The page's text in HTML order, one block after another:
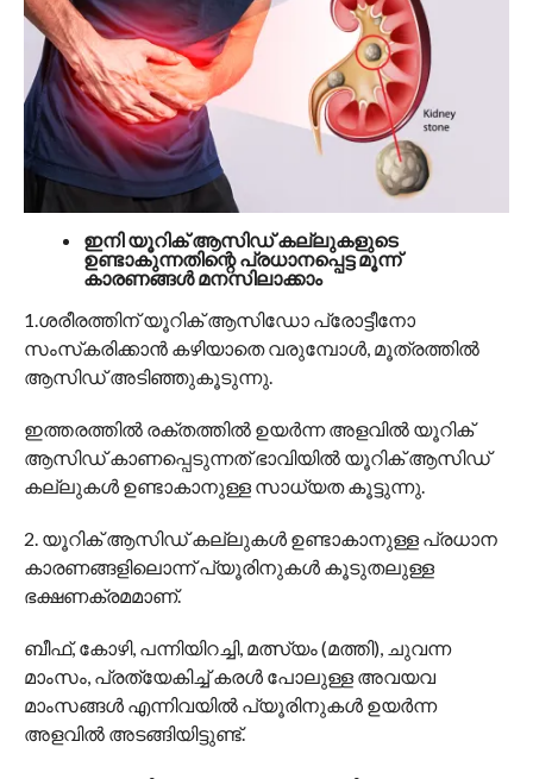
ഇനി യൂറിക് ആസിഡ് കല്ലുകളുടെ
ഉണ്ടാകുന്നതിന്റെ പ്രധാനപ്പെട്ട മൂന്ന്
കാരണങ്ങള്‍ മനസിലാക്കാം
1.ശരീരത്തിന് യൂറിക് ആസിഡോ പ്രോട്ടീനോ
സംസ്‌കരിക്കാന്‍ കഴിയാതെ വരുമ്പോള്‍, മൂത്രത്തില്‍
ആസിഡ് അടിഞ്ഞുകൂടുന്നു.
ഇത്തരത്തില്‍ രക്തത്തില്‍ ഉയര്‍ന്ന അളവില്‍ യൂറിക്
ആസിഡ് കാണപ്പെടുന്നത് ഭാവിയില്‍ യൂറിക് ആസിഡ്
കല്ലുകള്‍ ഉണ്ടാകാനുള്ള സാധ്യത കൂട്ടുന്നു.
2. യൂറിക് ആസിഡ് കല്ലുകള്‍ ഉണ്ടാകാനുള്ള പ്രധാന
കാരണങ്ങളിലൊന്ന് പ്യൂരിനുകള്‍ കൂടുതലുള്ള
ഭക്ഷണക്രമമാണ്.
ബീഫ്, കോഴി, പന്നിയിറച്ചി, മത്സ്യം (മത്തി), ചുവന്ന
മാംസം, പ്രത്യേകിച്ച് കരള്‍ പോലുള്ള അവയവ
മാംസങ്ങള്‍ എന്നിവയില്‍ പ്യൂരിനുകള്‍ ഉയര്‍ന്ന
അളവില്‍ അടങ്ങിയിട്ടുണ്ട്.